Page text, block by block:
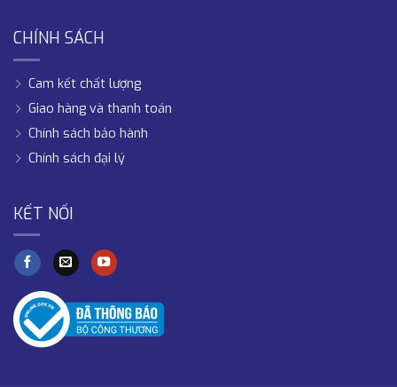
CHÍNH SÁCH
Cam kết chất lượng
Giao hàng và thanh toán
Chính sách bảo hành
Chính sách đại lý
KẾT NỐI